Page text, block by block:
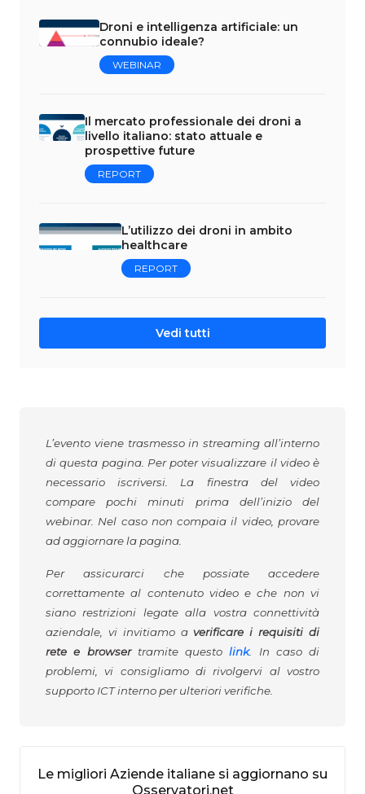
Droni e intelligenza artificiale: un
connubio ideale?
WEBINAR
Il mercato professionale dei droni a
livello italiano: stato attuale e
prospettive future
REPORT
L’utilizzo dei droni in ambito
healthcare
REPORT
Vedi tutti
L’evento viene trasmesso in streaming all’interno
di questa pagina. Per poter visualizzare il video è
necessario iscriversi. La finestra del video
compare pochi minuti prima dell’inizio del
webinar. Nel caso non compaia il video, provare
ad aggiornare la pagina.
Per assicurarci che possiate accedere
correttamente al contenuto video e che non vi
siano restrizioni legate alla vostra connettività
aziendale, vi invitiamo averificare i requisiti di
rete e browsertramite questolink. In caso di
problemi, vi consigliamo di rivolgervi al vostro
supporto ICT interno per ulteriori verifiche.
Le migliori Aziende italiane si aggiornano su
Osservatori.net